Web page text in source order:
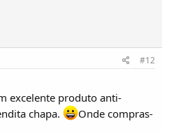
#12
excelente produto anti-
chapa.
Onde compras-